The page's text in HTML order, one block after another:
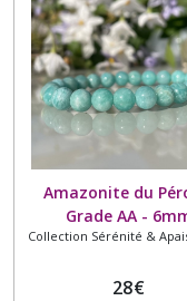
Amazonite du
Grade AA -
Collection Sérénité &
28€